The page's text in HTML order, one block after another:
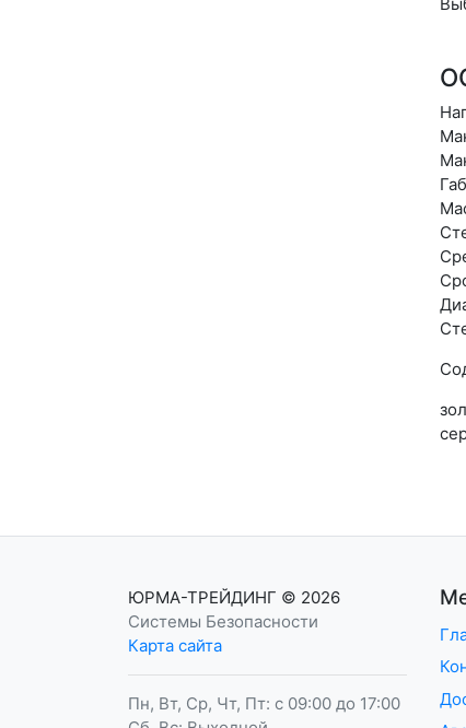
ЮРМА-ТРЕЙДИНГ © 2026
Системы Безопасности
Карта сайта
Пн, Вт, Ср, Чт, Пт: с 09:00 до 17:00